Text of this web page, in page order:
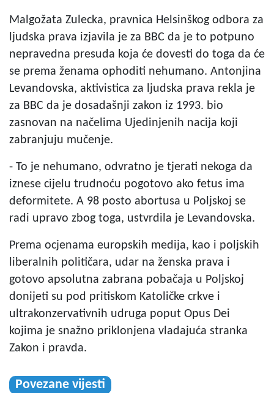
Malgožata Zulecka, pravnica Helsinškog odbora za
ljudska prava izjavila je za BBC da je to potpuno
nepravedna presuda koja će dovesti do toga da će
se prema ženama ophoditi nehumano. Antonjina
Levandovska, aktivistica za ljudska prava rekla je
za BBC da je dosadašnji zakon iz 1993. bio
zasnovan na načelima Ujedinjenih nacija koji
zabranjuju mučenje.
- To je nehumano, odvratno je tjerati nekoga da
iznese cijelu trudnoću pogotovo ako fetus ima
deformitete. A 98 posto abortusa u Poljskoj se
radi upravo zbog toga, ustvrdila je Levandovska.
Prema ocjenama europskih medija, kao i poljskih
liberalnih političara, udar na ženska prava i
gotovo apsolutna zabrana pobačaja u Poljskoj
donijeti su pod pritiskom Katoličke crkve i
ultrakonzervativnih udruga poput Opus Dei
kojima je snažno priklonjena vladajuća stranka
Zakon i pravda.
Povezane vijesti